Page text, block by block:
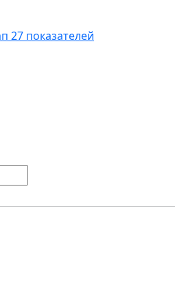
27 показателей